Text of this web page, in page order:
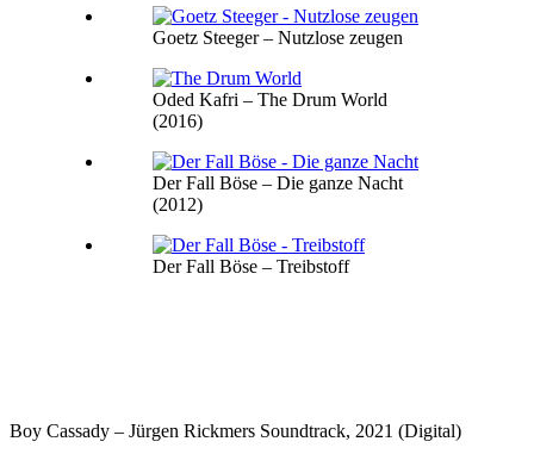
Goetz Steeger – Nutzlose zeugen
Oded Kafri – The Drum World
(2016)
Der Fall Böse – Die ganze Nacht
(2012)
Der Fall Böse – Treibstoff
Boy Cassady – Jürgen Rickmers Soundtrack, 2021 (Digital)